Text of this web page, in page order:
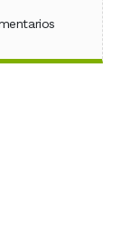
X (Twitter)
en WhatsApp